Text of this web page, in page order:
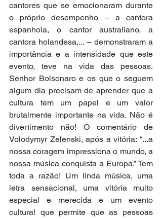
cantores que se emocionaram durante
o próprio desempenho – a cantora
espanhola, o cantor australiano, a
cantora holandesa,... – demonstraram a
importância e a intensidade que este
evento, teve na vida das pessoas.
Senhor Bolsonaro e os que o seguem
algum dia precisam de aprender que a
cultura tem um papel e um valor
brutalmente importante na vida. Não é
divertimento não! O comentário de
Volodymyr Zelenski, após a vitória: “...a
nossa coragem impressiona o mundo, a
nossa música conquista a Europa.” Tem
toda a razão! Um linda música, uma
letra sensacional, uma vitória muito
especial e merecida e um evento
cultural que permite que as pessoas